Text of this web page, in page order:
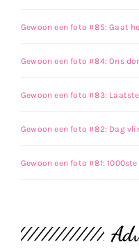
Gewoon een foto #85: Gaat
Gewoon een foto #84: Ons
Gewoon een foto #83:
Gewoon een foto #82: Dag
Gewoon een foto #81: